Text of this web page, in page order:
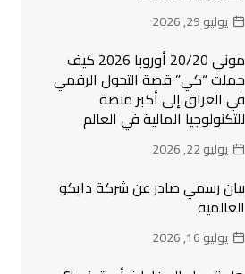
يوليو 29, 2026
موني 20/20 أوروبا 2026 كيف
حملت “كي” قصة التحول الرقمي
في العراق إلى أكبر منصة
للتكنولوجيا المالية في العالم
يوليو 22, 2026
بيان رسمي صادر عن شركة دايكو
العالمية
يوليو 16, 2026